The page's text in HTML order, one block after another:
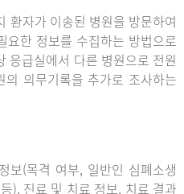
환자가 이송된 병원을 방문하여
요한 정보를 수집하는 방법으로
응급실에서 다른 병원으로 전원
의무기록을 추가로 조사하는
보(목격 여부, 일반인 심폐소생
), 진료 및 치료 정보, 치료 결과